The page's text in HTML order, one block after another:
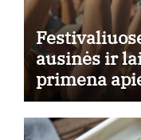
ausinės ir
primena
finansines